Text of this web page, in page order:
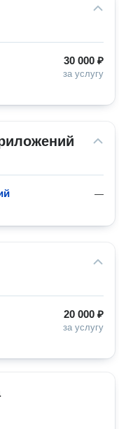
30 000 ₽
за услугу
—
20 000 ₽
за услугу